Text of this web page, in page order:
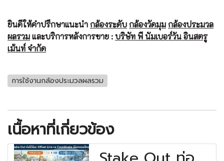
ยินดีให้คำปรึกษาแนะนำกล้องระดับกล้องวัดมุมกล้องประมวล
ผลรวมและบริการหลังการขาย :บริษัท พี นัมเบอร์วัน อินสตรู
เม้นท์ จำกัด
การใช้งานกล้องประมวลผลรวม
เนื้อหาที่เกี่ยวข้อง